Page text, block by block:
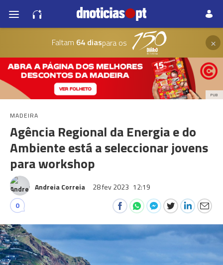
Faltam 64 diaspara os ×
PUB
MADEIRA
Agência Regional da Energia e do
Ambiente está a seleccionar jovens
para workshop
Andreia Correia 28 fev 2023 12:19
0